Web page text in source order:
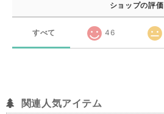
ショップの評価
すべて 46
関連人気アイテム